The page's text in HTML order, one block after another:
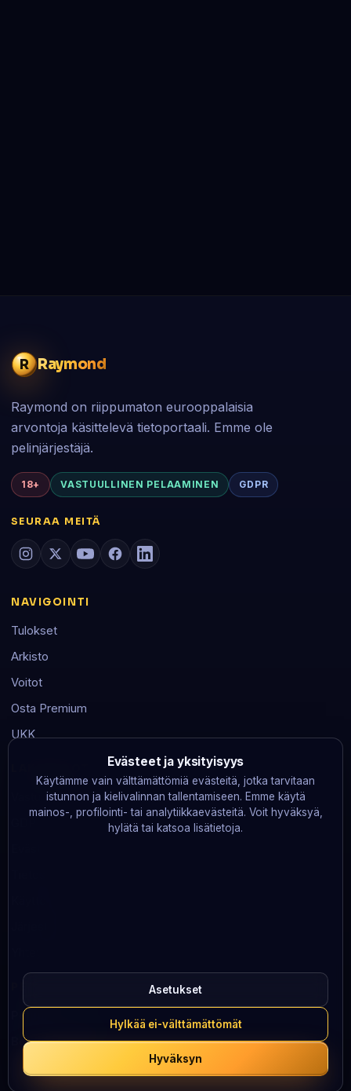
R Raymond
Raymond on riippumaton eurooppalaisia
arvontoja käsittelevä tietoportaali. Emme ole
pelinjärjestäjä.
18+ VASTUULLINEN PELAAMINEN GDPR
SEURAA MEITÄ
NAVIGOINTI
Tulokset
Arkisto
Voitot
Osta Premium
UKK
Vastuullinen pelaaminen
PELAA VASTUULLISESTI
Peluuri
BeGambleAware· 0808 8020 133
Evästeet ja yksityisyys
Käytämme vain välttämättömiä evästeitä, jotka tarvitaan
istunnon ja kielivalinnan tallentamiseen. Emme käytä
mainos-, profilointi- tai analytiikkaevästeitä. Voit hyväksyä,
hylätä tai katsoa lisätietoja.
Asetukset
Hylkää ei-välttämättömät
Hyväksyn